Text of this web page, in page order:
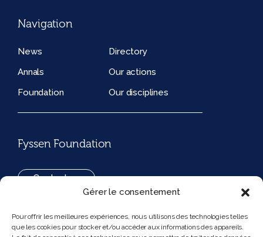
Gérer le consentement
Pour offrir les meilleures expériences, nous utilisons des technologies telles
que les cookies pour stocker et/ou accéder aux informations des appareils.
Navigation
News
Directory
Annals
Our actions
Foundation
Our disciplines
Fyssen Foundation
Contact us
194, rue de Rivoli 75001 Paris France